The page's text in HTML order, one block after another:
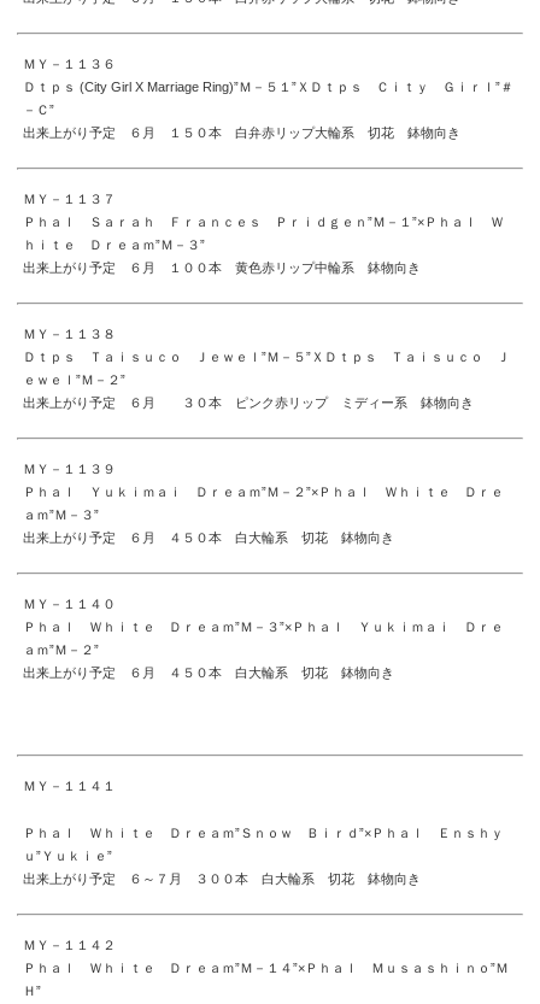
ＭＹ－１１３６
Ｄｔｐｓ (City Girl X Marriage Ring)”Ｍ－５１”ＸＤｔｐｓ Ｃｉｔｙ Ｇｉｒｌ”＃
－Ｃ”
出来上がり予定 ６月 １５０本 白弁赤リップ大輪系 切花 鉢物向き
ＭＹ－１１３７
Ｐｈａｌ Ｓａｒａｈ Ｆｒａｎｃｅｓ Ｐｒｉｄｇｅｎ”Ｍ－１”×Ｐｈａｌ Ｗ
ｈｉｔｅ Ｄｒｅａｍ”Ｍ－３”
出来上がり予定 ６月 １００本 黄色赤リップ中輪系 鉢物向き
ＭＹ－１１３８
Ｄｔｐｓ Ｔａｉｓｕｃｏ Ｊｅｗｅｌ”Ｍ－５”ＸＤｔｐｓ Ｔａｉｓｕｃｏ Ｊ
ｅｗｅｌ”Ｍ－２”
出来上がり予定 ６月 ３０本 ピンク赤リップ ミディー系 鉢物向き
ＭＹ－１１３９
Ｐｈａｌ Ｙｕｋｉｍａｉ Ｄｒｅａｍ”Ｍ－２”×Ｐｈａｌ Ｗｈｉｔｅ Ｄｒｅ
ａｍ”Ｍ－３”
出来上がり予定 ６月 ４５０本 白大輪系 切花 鉢物向き
ＭＹ－１１４０
Ｐｈａｌ Ｗｈｉｔｅ Ｄｒｅａｍ”Ｍ－３”×Ｐｈａｌ Ｙｕｋｉｍａｉ Ｄｒｅ
ａｍ”Ｍ－２”
出来上がり予定 ６月 ４５０本 白大輪系 切花 鉢物向き
ＭＹ－１１４１
Ｐｈａｌ Ｗｈｉｔｅ Ｄｒｅａｍ”Ｓｎｏｗ Ｂｉｒｄ”×Ｐｈａｌ Ｅｎｓｈｙ
ｕ”Ｙｕｋｉｅ”
出来上がり予定 ６～７月 ３００本 白大輪系 切花 鉢物向き
ＭＹ－１１４２
Ｐｈａｌ Ｗｈｉｔｅ Ｄｒｅａｍ”Ｍ－１４”×Ｐｈａｌ Ｍｕｓａｓｈｉｎｏ”Ｍ
Ｈ”